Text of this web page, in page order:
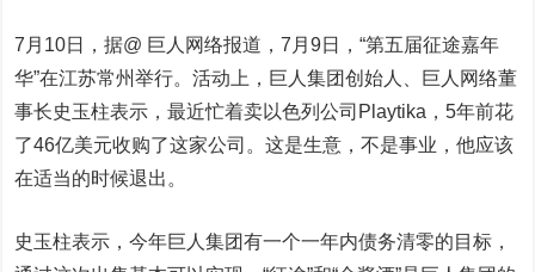
7月10日，据@ 巨人网络报道，7月9日，“第五届征途嘉年
华”在江苏常州举行。活动上，巨人集团创始人、巨人网络董
事长史玉柱表示，最近忙着卖以色列公司Playtika，5年前花
了46亿美元收购了这家公司。这是生意，不是事业，他应该
在适当的时候退出。
史玉柱表示，今年巨人集团有一个一年内债务清零的目标，